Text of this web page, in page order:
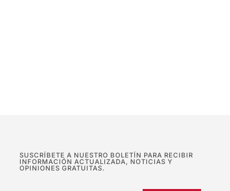
SUSCRÍBETE A NUESTRO BOLETÍN PARA RECIBIR
INFORMACIÓN ACTUALIZADA, NOTICIAS Y
OPINIONES GRATUITAS.